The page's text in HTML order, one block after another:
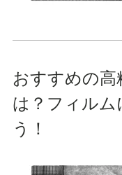
おすすめの
は？フィルム
う！